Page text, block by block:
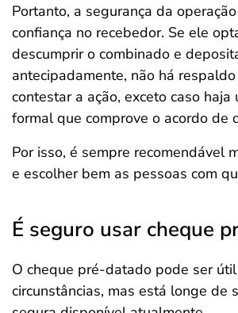
Portanto, a segurança da
confiança no recebedor. Se ele
descumprir o combinado e
antecipadamente, não há
contestar a ação, exceto caso haja
formal que comprove o acordo de
Por isso, é sempre recomendável
e escolher bem as pessoas com
É seguro usar cheque
O cheque pré-datado pode ser
circunstâncias, mas está longe de